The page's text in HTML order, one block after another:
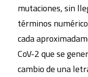
mutaciones, sin
términos
cada
CoV-2 que se
cambio de una